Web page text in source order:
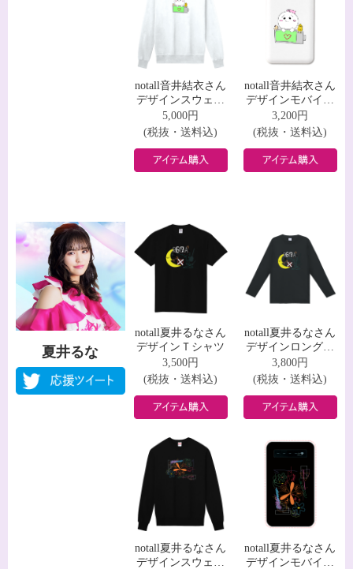
notall音井結衣さん
デザインスウェッ
ト
5,000円
(税抜・送料込)
notall音井結衣さん
デザインモバイル
バッテリー
3,200円
(税抜・送料込)
夏井るな
notall夏井るなさん
デザインＴシャツ
3,500円
(税抜・送料込)
notall夏井るなさん
デザインロングス
リーブＴシャツ
3,800円
(税抜・送料込)
notall夏井るなさん
デザインスウェッ
notall夏井るなさん
デザインモバイル